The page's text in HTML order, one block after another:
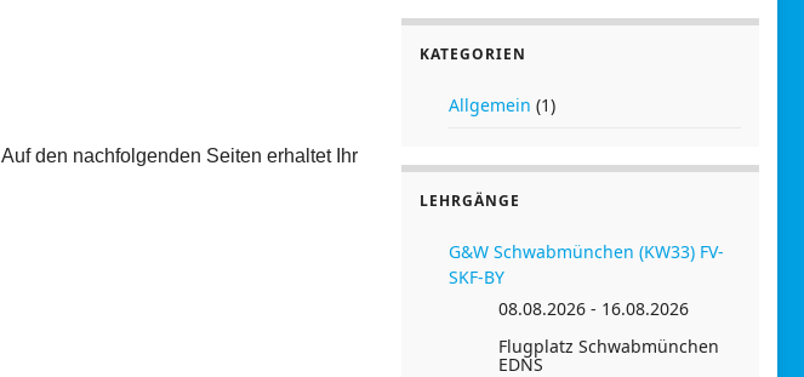
Auf den nachfolgenden Seiten erhaltet Ihr
KATEGORIEN
Allgemein (1)
LEHRGÄNGE
G&W Schwabmünchen (KW33) FV-
SKF-BY
08.08.2026 - 16.08.2026
Flugplatz Schwabmünchen
EDNS